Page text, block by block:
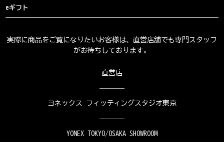
eギフト
実際に商品をご覧になりたいお客様は、直営店舗でも専門スタッフ
がお待ちしております。
直営店
ヨネックス フィッティングスタジオ東京
YONEX TOKYO/OSAKA SHOWROOM